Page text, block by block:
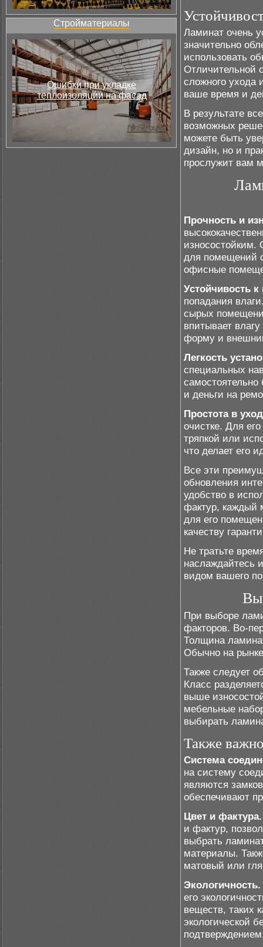
Стройматериалы
Ошибки при укладке
теплоизоляции на фасад
Ламинат очень
значительно
использовать
Отличительной
сложного ухода
ваше время и
В результате
возможных
можете быть
дизайн, но и
прослужит вам
Прочность и
износостойким.
для помещений
офисные
Устойчивость к
попадания
сырых
впитывает
форму и
Легкость
специальных
и деньги на
Простота в
очистке. Для
тряпкой или
что делает его
Все эти
обновления
удобство в
фактур, каждый
для его
качеству
Не тратьте
наслаждайтесь
видом вашего
При выборе
факторов. Во-
Толщина
Обычно на
Также следует
Класс
выше
мебельные
выбирать
Также
Система
на систему
являются
обеспечивают
Цвет и фактура.
и фактур,
выбрать
материалы.
матовый или
Экологичность.
его
веществ, таких
экологической